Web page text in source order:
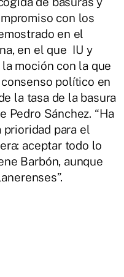
con los
en el
en el que IU y
moción con la que
político en
la tasa de la basura
Pedro Sánchez. “Ha
para el
aceptar todo lo
Barbón, aunque
”.